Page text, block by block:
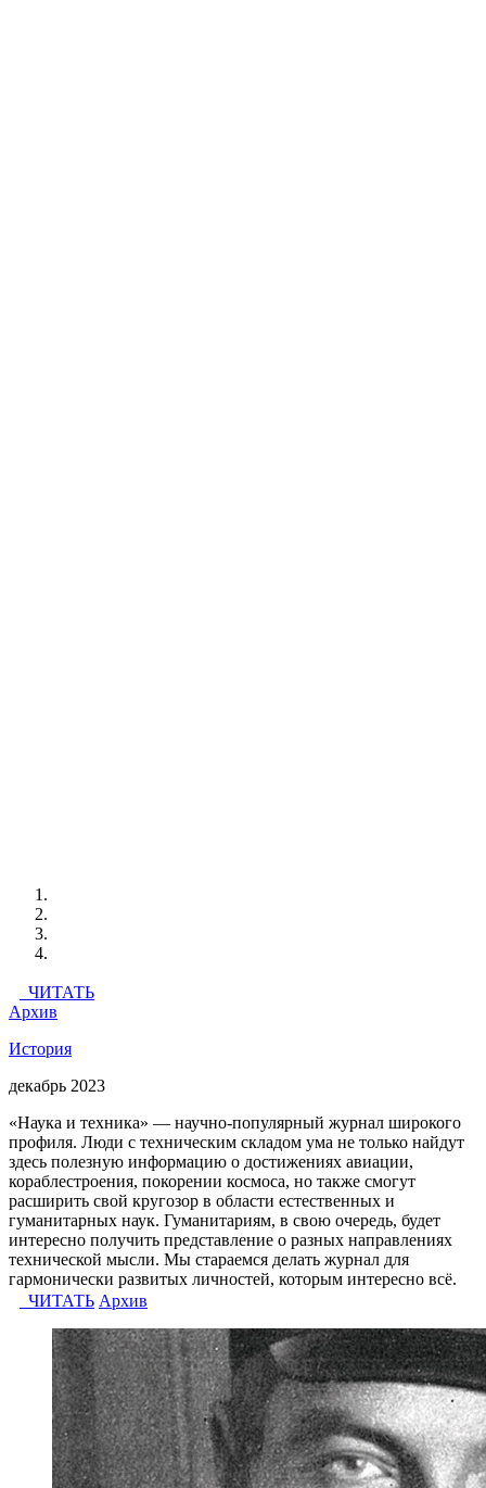
ЧИТАТЬ
Архив
История
декабрь 2023
«Наука и техника» — научно-популярный журнал широкого
профиля. Люди с техническим складом ума не только найдут
здесь полезную информацию о достижениях авиации,
кораблестроения, покорении космоса, но также смогут
расширить свой кругозор в области естественных и
гуманитарных наук. Гуманитариям, в свою очередь, будет
интересно получить представление о разных направлениях
технической мысли. Мы стараемся делать журнал для
гармонически развитых личностей, которым интересно всё.
ЧИТАТЬ Архив